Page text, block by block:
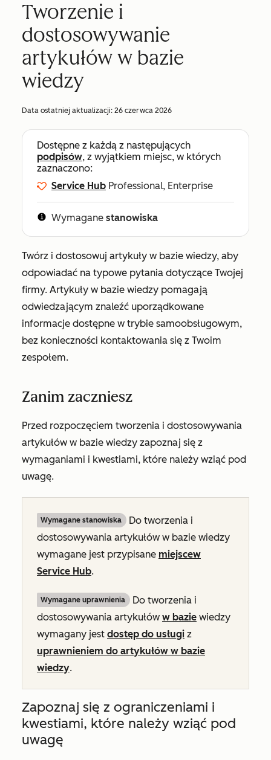
Tworzenie i
dostosowywanie
artykułów w bazie
wiedzy
Data ostatniej aktualizacji: 26 czerwca 2026
Dostępne z każdą z następujących
podpisów, z wyjątkiem miejsc, w których
zaznaczono:
Service Hub Professional, Enterprise
Wymagane stanowiska
Twórz i dostosowuj artykuły w bazie wiedzy, aby
odpowiadać na typowe pytania dotyczące Twojej
firmy. Artykuły w bazie wiedzy pomagają
odwiedzającym znaleźć uporządkowane
informacje dostępne w trybie samoobsługowym,
bez konieczności kontaktowania się z Twoim
zespołem.
Zanim zaczniesz
Przed rozpoczęciem tworzenia i dostosowywania
artykułów w bazie wiedzy zapoznaj się z
wymaganiami i kwestiami, które należy wziąć pod
uwagę.
Wymagane stanowiska
Do tworzenia i
dostosowywania artykułów w bazie wiedzy
wymagane jest przypisane miejscew
Service Hub.
Wymagane uprawnienia
Do tworzenia i
dostosowywania artykułów w bazie wiedzy
wymagany jest dostęp do usługi z
uprawnieniem do artykułów w bazie
wiedzy.
Zapoznaj się z ograniczeniami i
kwestiami, które należy wziąć pod
uwagę